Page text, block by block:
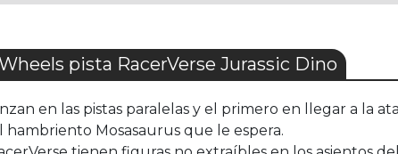
pista RacerVerse Jurassic Dino
en las pistas paralelas y el primero en llegar a la
hambriento Mosasaurus que le espera.